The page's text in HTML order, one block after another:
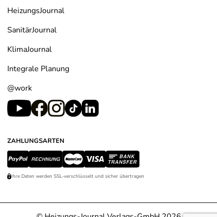
HeizungsJournal
SanitärJournal
KlimaJournal
Integrale Planung
@work
ZAHLUNGSARTEN
Ihre Daten werden SSL-verschlüsselt und sicher übertragen